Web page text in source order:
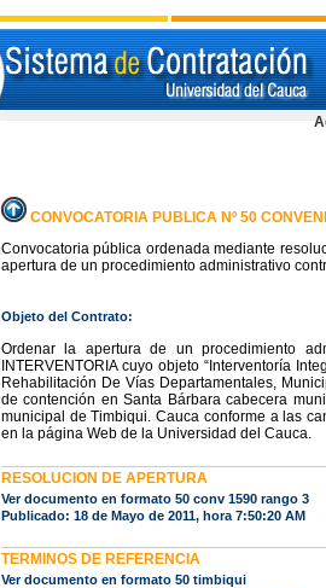
CONVOCATORIA PUBLICA Nº 50
Convocatoria pública ordenada mediante
apertura de un procedimiento administrativo
Objeto del Contrato:
Ordenar la apertura de un procedimiento
INTERVENTORIA cuyo objeto “Interventoría
Rehabilitación De Vías Departamentales,
de contención en Santa Bárbara cabecera
municipal de Timbiqui. Cauca conforme a las
en la página Web de la Universidad del Cauca.
RESOLUCION DE APERTURA
Ver documento en formato 50 conv 1590 rango 3
Publicado: 18 de Mayo de 2011, hora 7:50:20 AM
TERMINOS DE REFERENCIA
Ver documento en formato 50 timbiqui